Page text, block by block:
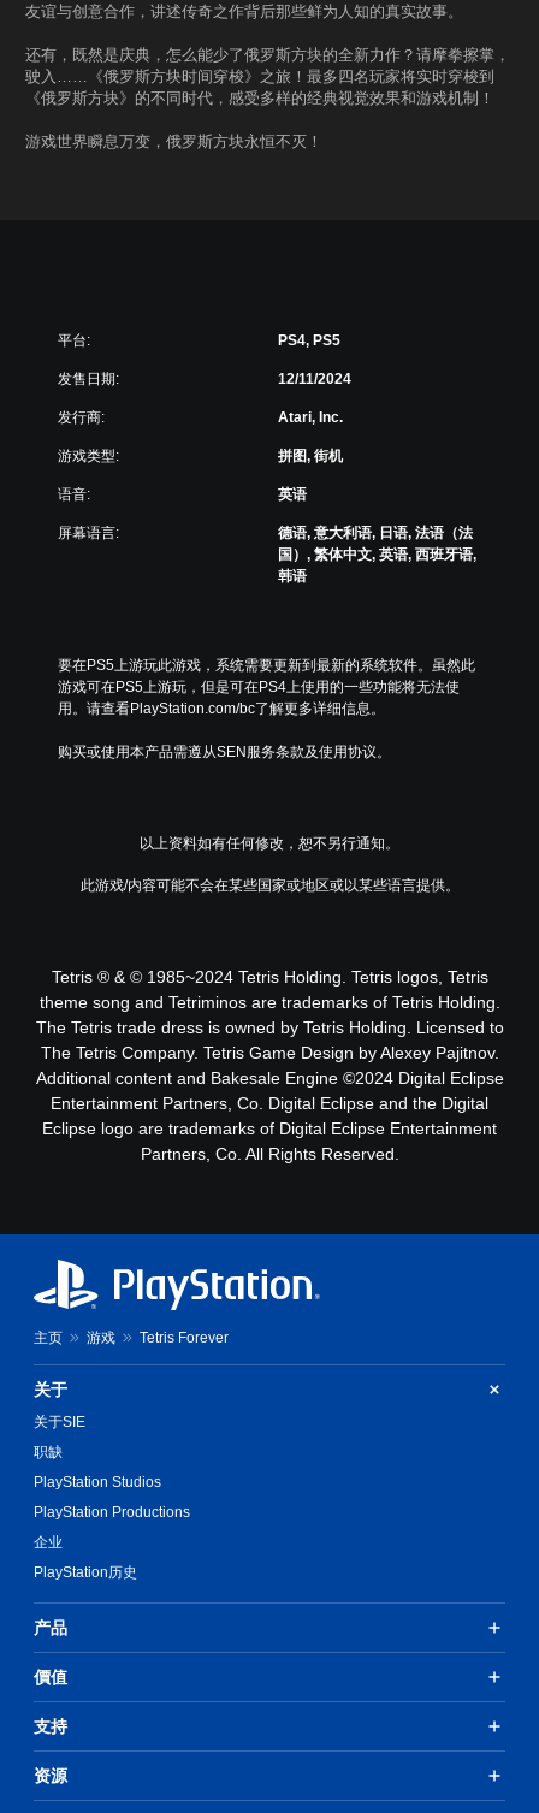
友谊与创意合作，讲述传奇之作背后那些鲜为人知的真实故事。
还有，既然是庆典，怎么能少了俄罗斯方块的全新力作？请摩拳擦掌，
驶入……《俄罗斯方块时间穿梭》之旅！最多四名玩家将实时穿梭到
《俄罗斯方块》的不同时代，感受多样的经典视觉效果和游戏机制！
游戏世界瞬息万变，俄罗斯方块永恒不灭！
平台: PS4, PS5
发售日期: 12/11/2024
发行商: Atari, Inc.
游戏类型: 拼图, 街机
语音: 英语
屏幕语言:
德语, 意大利语, 日语, 法语（法
国）, 繁体中文, 英语, 西班牙语,
韩语
要在PS5上游玩此游戏，系统需要更新到最新的系统软件。虽然此
游戏可在PS5上游玩，但是可在PS4上使用的一些功能将无法使
用。请查看PlayStation.com/bc了解更多详细信息。
购买或使用本产品需遵从SEN服务条款及使用协议。
以上资料如有任何修改，恕不另行通知。
此游戏/内容可能不会在某些国家或地区或以某些语言提供。
Tetris ® & © 1985~2024 Tetris Holding. Tetris logos, Tetris
theme song and Tetriminos are trademarks of Tetris Holding.
The Tetris trade dress is owned by Tetris Holding. Licensed to
The Tetris Company. Tetris Game Design by Alexey Pajitnov.
Additional content and Bakesale Engine ©2024 Digital Eclipse
Entertainment Partners, Co. Digital Eclipse and the Digital
Eclipse logo are trademarks of Digital Eclipse Entertainment
Partners, Co. All Rights Reserved.
主页 游戏 Tetris Forever
关于
关于SIE
职缺
PlayStation Studios
PlayStation Productions
企业
PlayStation历史
产品
價值
支持
资源